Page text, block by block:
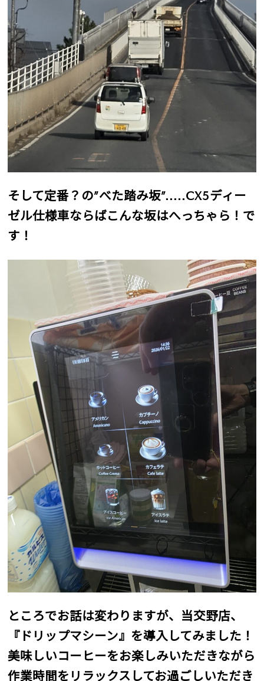
そして定番？の”べた踏み坂”.....CX5ディー
ゼル仕様車ならばこんな坂はへっちゃら！で
す！
ところでお話は変わりますが、当交野店、
『ドリップマシーン』を導入してみました！
美味しいコーヒーをお楽しみいただきながら
作業時間をリラックスしてお過ごしいただき